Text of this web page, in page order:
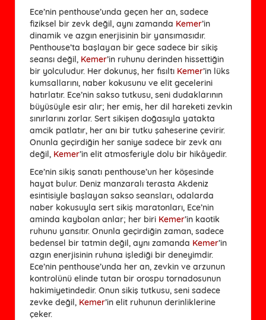
Ece’nin penthouse’unda geçen her an, sadece
fiziksel bir zevk değil, aynı zamanda Kemer’in
dinamik ve azgın enerjisinin bir yansımasıdır.
Penthouse’ta başlayan bir gece sadece bir sikiş
seansı değil, Kemer’in ruhunu derinden hissettiğin
bir yolculudur. Her dokunuş, her fısıltı Kemer’in lüks
kumsallarını, naber kokusunu ve elit gecelerini
hatırlatır. Ece’nin sakso tutkusu, seni dudaklarının
büyüsüyle esir alır; her emiş, her dil hareketi zevkin
sınırlarını zorlar. Sert sikişen doğasıyla yatakta
amcik patlatır, her anı bir tutku şaheserine çevirir.
Onunla geçirdiğin her saniye sadece bir zevk anı
değil, Kemer’in elit atmosferiyle dolu bir hikâyedir.
Ece’nin sikiş sanatı penthouse’un her köşesinde
hayat bulur. Deniz manzaralı terasta Akdeniz
esintisiyle başlayan sakso seansları, odalarda
naber kokusuyla sert sikiş maratonları, Ece’nin
aminda kaybolan anlar; her biri Kemer’in kaotik
ruhunu yansıtır. Onunla geçirdiğin zaman, sadece
bedensel bir tatmin değil, aynı zamanda Kemer’in
azgın enerjisinin ruhuna işlediği bir deneyimdir.
Ece’nin penthouse’unda her an, zevkin ve arzunun
kontrolünü elinde tutan bir orospu tornadosunun
hakimiyetindedir. Onun sikiş tutkusu, seni sadece
zevke değil, Kemer’in elit ruhunun derinliklerine
çeker.